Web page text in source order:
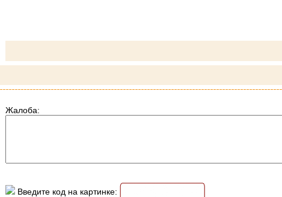
Жалоба:
Введите код на картинке: